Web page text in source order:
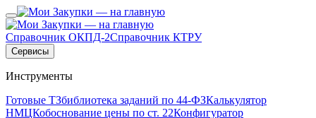
Справочник ОКПД-2Справочник КТРУ
Сервисы
Инструменты
Готовые ТЗбиблиотека заданий по 44-ФЗКалькулятор
НМЦКобоснование цены по ст. 22Конфигуратор